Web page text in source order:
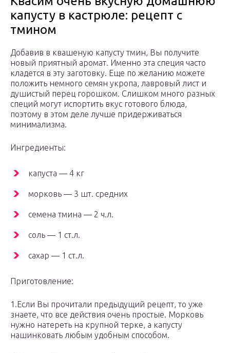
капусту в кастрюле: рецепт с
тмином
Добавив в квашеную капусту тмин, Вы получите
новый приятный аромат. Именно эта специя часто
кладется в эту заготовку. Еще по желанию можете
положить немного семян укропа, лавровый лист и
душистый перец горошком. Слишком много разных
специй могут испортить вкус готового блюда,
поэтому в этом деле лучше придерживаться
минимализма.
Ингредиенты:
капуста — 4 кг
морковь — 3 шт. средних
семена тмина — 2 ч.л.
соль — 1 ст.л.
сахар — 1 ст.л.
Приготовление:
1.Если Вы прочитали предыдущий рецепт, то уже
знаете, что все действия очень простые. Морковь
нужно натереть на крупной терке, а капусту
нашинковать любым удобным способом.